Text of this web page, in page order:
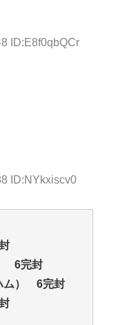
ID:E8f0qbQCr
ID:NYkxiscv0
6完封
ム） 6完封